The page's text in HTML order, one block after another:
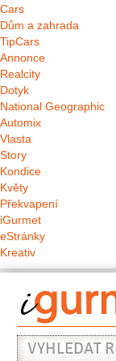
Cars
Dům a zahrada
TipCars
Annonce
Realcity
Dotyk
National Geographic
Automix
Vlasta
Story
Kondice
Květy
Překvapení
iGurmet
eStránky
Kreativ
Vyhledat
recept